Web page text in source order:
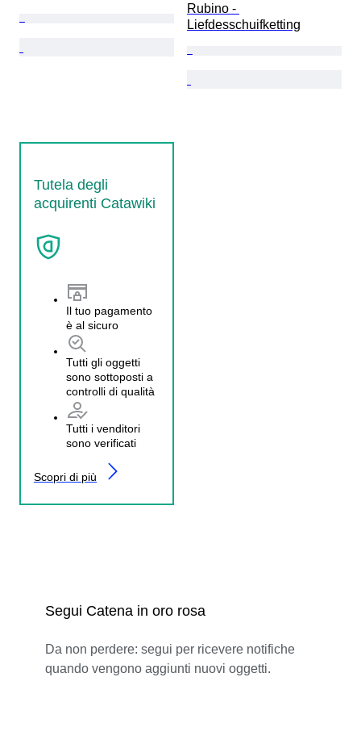
Rubino -
Liefdesschuifketting
Tutela degli
acquirenti Catawiki
Il tuo pagamento
è al sicuro
Tutti gli oggetti
sono sottoposti a
controlli di qualità
Tutti i venditori
sono verificati
Scopri di più
Segui Catena in oro rosa
Da non perdere: segui per ricevere notifiche
quando vengono aggiunti nuovi oggetti.